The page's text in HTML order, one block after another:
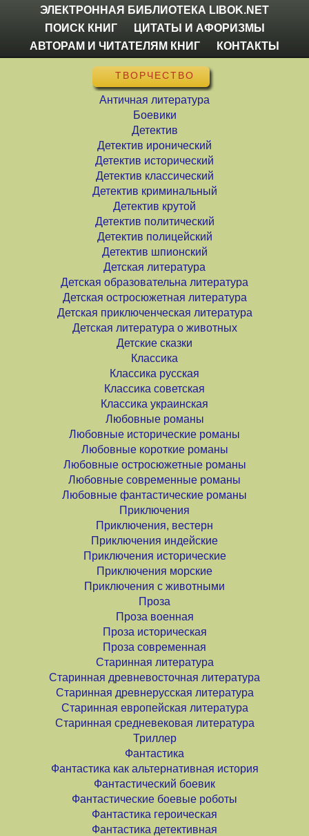
ЭЛЕКТРОННАЯ БИБЛИОТЕКА LIBOK.NET
ПОИСК КНИГ
ЦИТАТЫ И АФОРИЗМЫ
АВТОРАМ И ЧИТАТЕЛЯМ КНИГ
КОНТАКТЫ
ТВОРЧЕСТВО
Античная литература
Боевики
Детектив
Детектив иронический
Детектив исторический
Детектив классический
Детектив криминальный
Детектив крутой
Детектив политический
Детектив полицейский
Детектив шпионский
Детская литература
Детская образовательна литература
Детская остросюжетная литература
Детская приключенческая литература
Детская литература о животных
Детские сказки
Классика
Классика русская
Классика советская
Классика украинская
Любовные романы
Любовные исторические романы
Любовные короткие романы
Любовные остросюжетные романы
Любовные современные романы
Любовные фантастические романы
Приключения
Приключения, вестерн
Приключения индейские
Приключения исторические
Приключения морские
Приключения с животными
Проза
Проза военная
Проза историческая
Проза современная
Старинная литература
Старинная древневосточная литература
Старинная древнерусская литература
Старинная европейская литература
Старинная средневековая литература
Триллер
Фантастика
Фантастика как альтернативная история
Фантастический боевик
Фантастические боевые роботы
Фантастика героическая
Фантастика детективная